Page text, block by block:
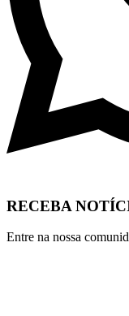
RECEBA
Entre na nossa